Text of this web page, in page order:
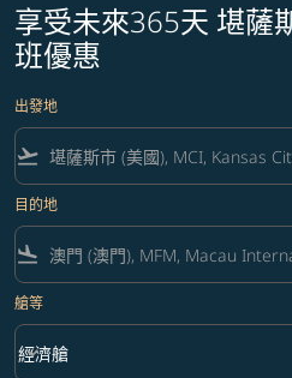
享受未來365天 堪薩
班優惠
出發地
flight_takeoff
目的地
flight_land
艙等
艙等 option 經濟艙 Selected
經濟艙
keyboard_arrow_down